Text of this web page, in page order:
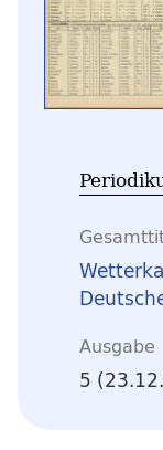
Ausgabe
5